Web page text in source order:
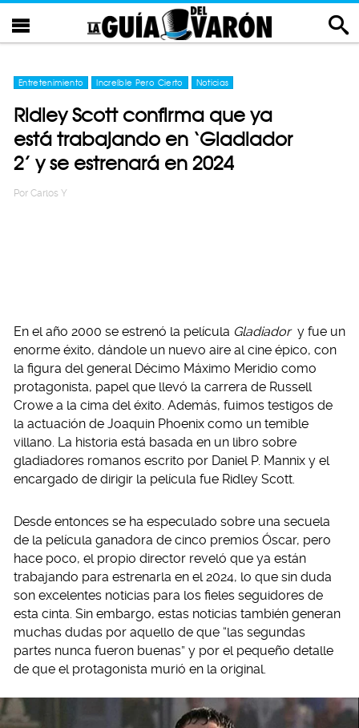
Entretenimiento Increíble Pero Cierto Noticias
Ridley Scott confirma que ya
está trabajando en ‘Gladiador
2’ y se estrenará en 2024
Por Carlos Y
En el año 2000 se estrenó la película Gladiador y fue un
enorme éxito, dándole un nuevo aire al cine épico, con
la figura del general Décimo Máximo Meridio como
protagonista, papel que llevó la carrera de Russell
Crowe a la cima del éxito. Además, fuimos testigos de
la actuación de Joaquin Phoenix como un temible
villano. La historia está basada en un libro sobre
gladiadores romanos escrito por Daniel P. Mannix y el
encargado de dirigir la película fue Ridley Scott.
Desde entonces se ha especulado sobre una secuela
de la película ganadora de cinco premios Óscar, pero
hace poco, el propio director reveló que ya están
trabajando para estrenarla en el 2024, lo que sin duda
son excelentes noticias para los fieles seguidores de
esta cinta. Sin embargo, estas noticias también generan
muchas dudas por aquello de que “las segundas
partes nunca fueron buenas” y por el pequeño detalle
de que el protagonista murió en la original.